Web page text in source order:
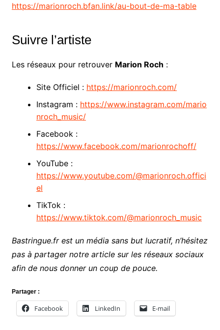
https://marionroch.bfan.link/au-bout-de-ma-table
Suivre l’artiste
Les réseaux pour retrouver Marion Roch :
Site Officiel : https://marionroch.com/
Instagram : https://www.instagram.com/mario
nroch_music/
Facebook :
https://www.facebook.com/marionrochoff/
YouTube :
https://www.youtube.com/@marionroch.offici
el
TikTok :
https://www.tiktok.com/@marionroch_music
Bastringue.fr est un média sans but lucratif, n’hésitez
pas à partager notre article sur les réseaux sociaux
afin de nous donner un coup de pouce.
Partager :
Facebook LinkedIn E-mail